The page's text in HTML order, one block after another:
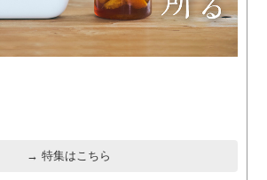
→ 特集はこちら